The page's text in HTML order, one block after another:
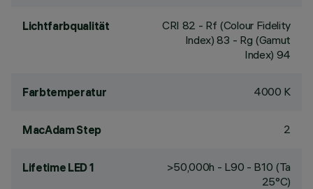
Lichtfarbqualität CRI 82 - Rf (Colour Fidelity
Index) 83 - Rg (Gamut
Index) 94
Farbtemperatur 4000 K
MacAdam Step 2
Lifetime LED 1
>50,000h - L90 - B10 (Ta
25°C)